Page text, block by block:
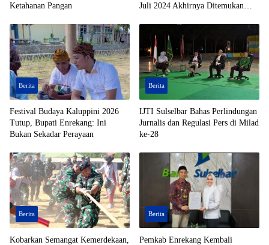
Ketahanan Pangan
Juli 2024 Akhirnya Ditemukan
Kabupaten Morowali, Dalam
Kondisi Tak Bernyawa
Berita
Festival Budaya Kaluppini 2026
Tutup, Bupati Enrekang: Ini
Bukan Sekadar Perayaan
Berita
IJTI Sulselbar Bahas Perlindungan
Jurnalis dan Regulasi Pers di Milad
ke-28
Berita
Kobarkan Semangat Kemerdekaan,
Berita
Pemkab Enrekang Kembali